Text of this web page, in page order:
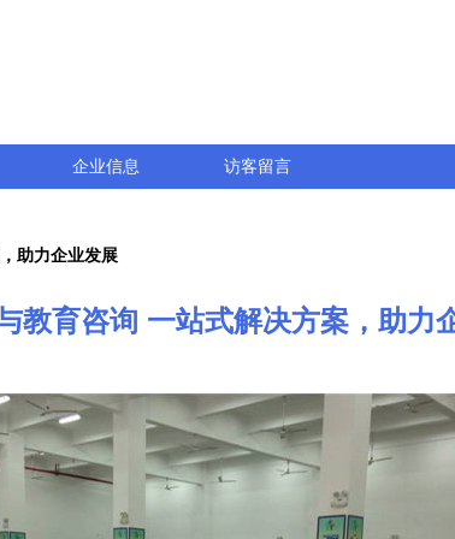
企业信息 访客留言
助力企业发展
教育咨询 一站式解决方案，助力